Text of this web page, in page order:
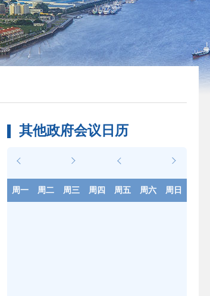
其他政府会议日历
周一 周二 周三 周四 周五 周六 周日